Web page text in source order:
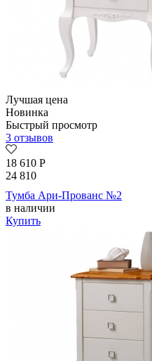
Лучшая цена
Новинка
Быстрый просмотр
3 отзывов
18 610 Р
24 810
Тумба Ари-Прованс №2
в наличии
Купить